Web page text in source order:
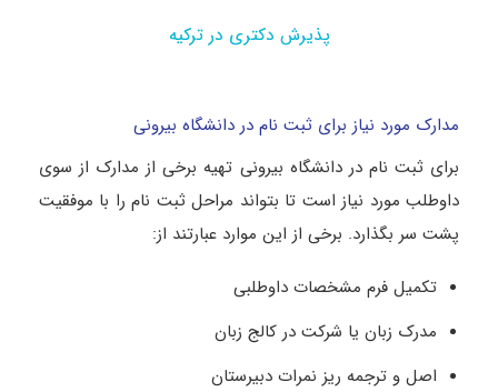
پذیرش دکتری در ترکیه
مدارک مورد نیاز برای ثبت نام در دانشگاه بیرونی
برای ثبت نام در دانشگاه بیرونی تهیه برخی از مدارک از سوی
داوطلب مورد نیاز است تا بتواند مراحل ثبت نام را با موفقیت
پشت سر بگذارد. برخی از این موارد عبارتند از:
تکمیل فرم مشخصات داوطلبی
مدرک زبان یا شرکت در کالج زبان
اصل و ترجمه ریز نمرات دبیرستان